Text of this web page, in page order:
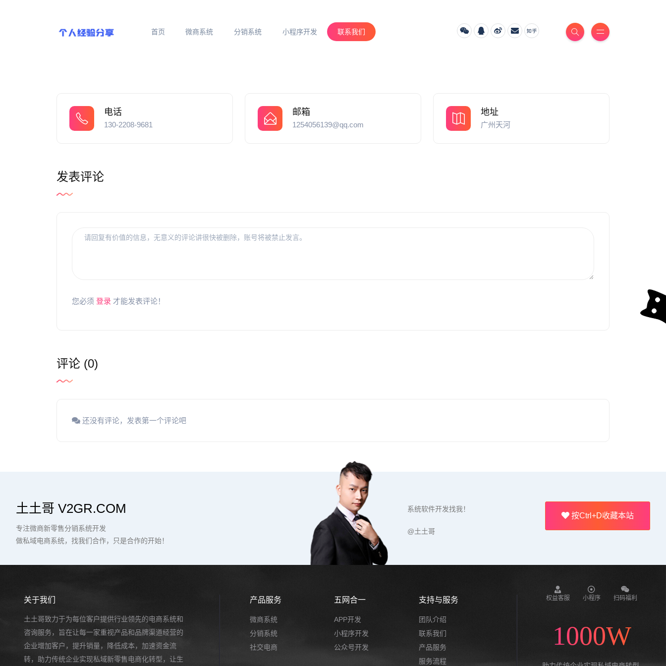
首页 微商系统 分销系统 小程序开发 联系我们
电话
130-2208-9681
邮箱
1254056139@qq.com
地址
广州天河
发表评论
您必须 登录 才能发表评论！
评论 (0)
还没有评论，发表第一个评论吧
土土哥 V2GR.COM
专注微商新零售分销系统开发
做私域电商系统，找我们合作，只是合作的开始！
按Ctrl+D收藏本站
系统软件开发找我！
@土土哥
关于我们
土土哥致力于为每位客户提供行业领先的电商系统和
咨询服务，旨在让每一家重视产品和品牌渠道经营的
企业增加客户，提升销量，降低成本，加速资金流
转，助力传统企业实现私域新零售电商化转型，让生
产品服务
微商系统
分销系统
社交电商
五网合一
APP开发
小程序开发
公众号开发
支持与服务
团队介绍
联系我们
产品服务
服务流程
权益客服 小程序 扫码福利
1000W